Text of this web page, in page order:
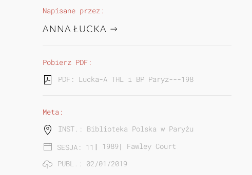
Napisane przez:
ANNA ŁUCKA
Pobierz PDF:
PDF: Lucka-A THL i BP Paryz---1989-11---WEB...
Meta:
INST.: Biblioteka Polska w Paryżu
SESJA: 11 | 1989 | Fawley Court
PUBL.: 02/01/2019